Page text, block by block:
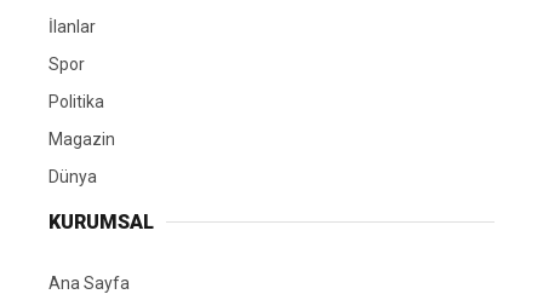
İlanlar
Spor
Politika
Magazin
Dünya
KURUMSAL
Ana Sayfa